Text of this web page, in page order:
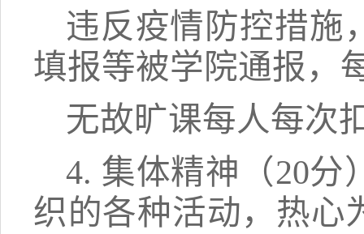
违反疫情防控措施
填报等被学院通报，
无故旷课每人每次
4. 集体精神（20分
织的各种活动，热心